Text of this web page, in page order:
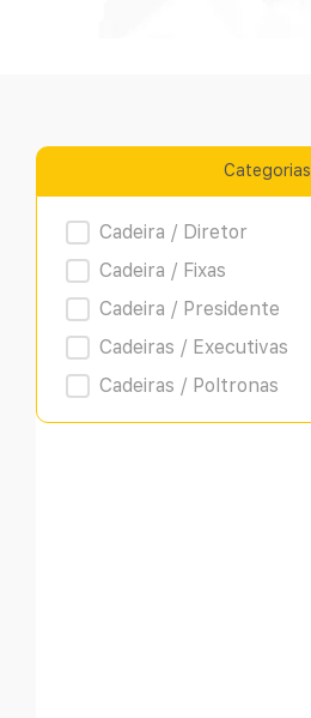
Categorias
Product Archive
Cadeira / Diretor
Cadeira / Fixas
Cadeira / Presidente
Cadeiras / Executivas
Cadeiras / Poltronas